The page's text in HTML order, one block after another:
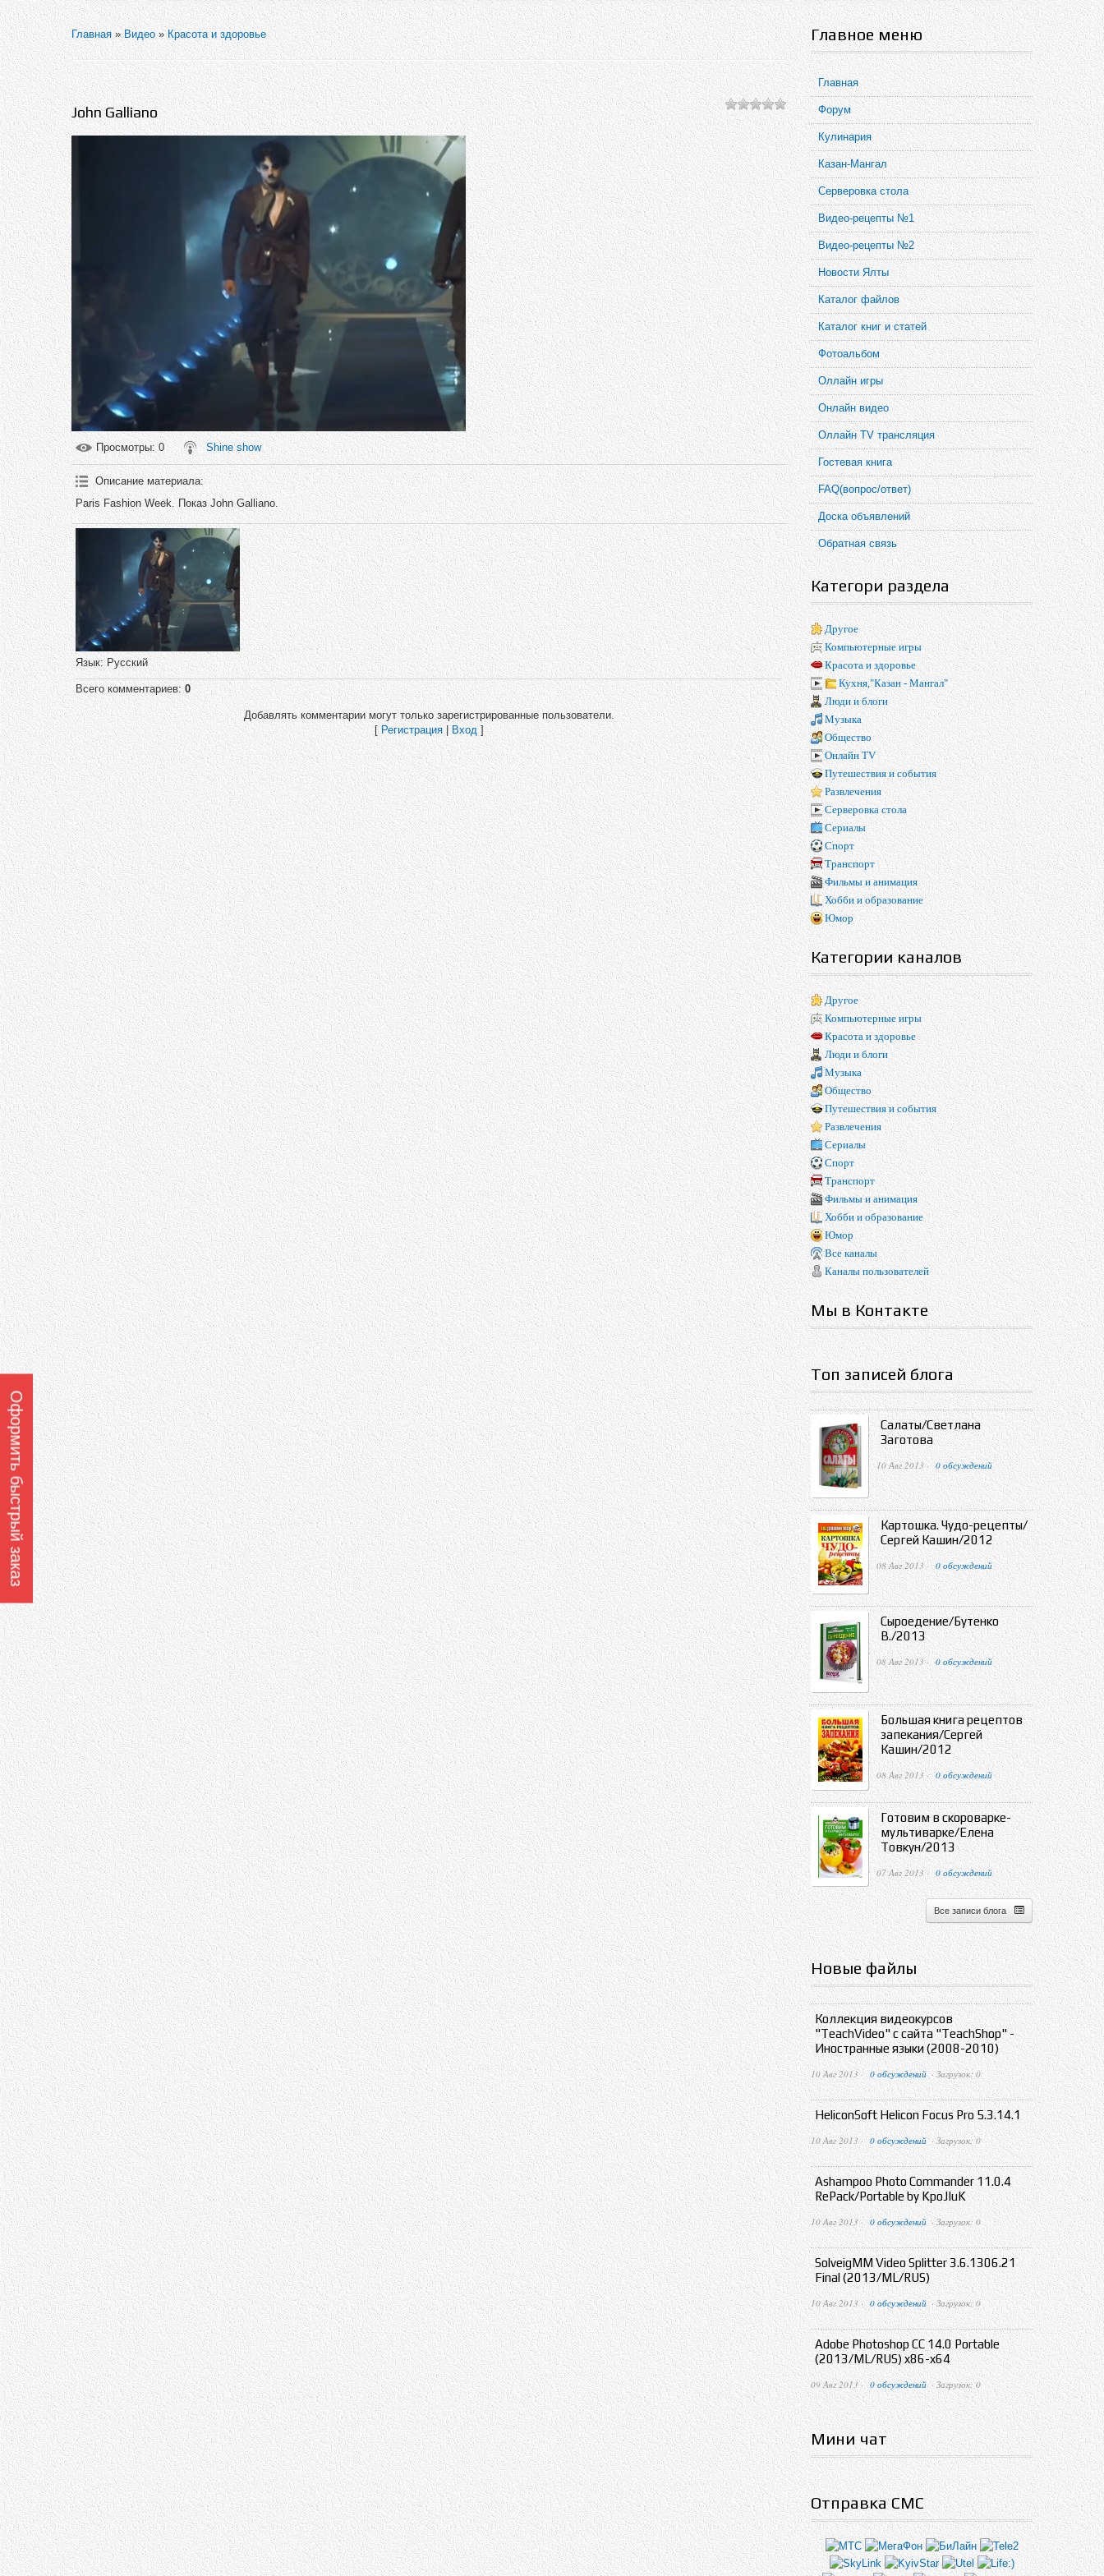
Главная»Видео»Красота и здоровье
John Galliano
Просмотры: 0 Shine show
Описание материала:
Paris Fashion Week. Показ John Galliano.
Язык: Русский
Всего комментариев:0
Добавлять комментарии могут только зарегистрированные пользователи.
[Регистрация|Вход]
Главное меню
Главная
Форум
Кулинария
Казан-Мангал
Серверовка стола
Видео-рецепты №1
Видео-рецепты №2
Новости Ялты
Каталог файлов
Каталог книг и статей
Фотоальбом
Оллайн игры
Онлайн видео
Оллайн TV трансляция
Гостевая книга
FAQ(вопрос/ответ)
Доска объявлений
Обратная связь
Категори раздела
Другое
Компьютерные игры
Красота и здоровье
Кухня,"Казан - Мангал"
Люди и блоги
Музыка
Общество
Онлайн TV
Путешествия и события
Развлечения
Серверовка стола
Сериалы
Спорт
Транспорт
Фильмы и анимация
Хобби и образование
Юмор
Категории каналов
Другое
Компьютерные игры
Красота и здоровье
Люди и блоги
Музыка
Общество
Путешествия и события
Развлечения
Сериалы
Спорт
Транспорт
Фильмы и анимация
Хобби и образование
Юмор
Все каналы
Каналы пользователей
Мы в Контакте
Топ записей блога
Салаты/Светлана
Заготова
10 Авг 2013 · 0 обсуждений
Картошка. Чудо-рецепты/
Сергей Кашин/2012
08 Авг 2013 · 0 обсуждений
Сыроедение/Бутенко
В./2013
08 Авг 2013 · 0 обсуждений
Большая книга рецептов
запекания/Сергей
Кашин/2012
08 Авг 2013 · 0 обсуждений
Готовим в скороварке-
мультиварке/Елена
Товкун/2013
07 Авг 2013 · 0 обсуждений
Все записи блога
Новые файлы
Коллекция видеокурсов
"TeachVideo" с сайта "TeachShop" -
Иностранные языки (2008-2010)
10 Авг 2013 · 0 обсуждений · Загрузок: 0
HeliconSoft Helicon Focus Pro 5.3.14.1
10 Авг 2013 · 0 обсуждений · Загрузок: 0
Ashampoo Photo Commander 11.0.4
RePack/Portable by KpoJIuK
10 Авг 2013 · 0 обсуждений · Загрузок: 0
SolveigMM Video Splitter 3.6.1306.21
Final (2013/ML/RUS)
10 Авг 2013 · 0 обсуждений · Загрузок: 0
Adobe Photoshop CC 14.0 Portable
(2013/ML/RUS) x86-x64
09 Авг 2013 · 0 обсуждений · Загрузок: 0
Мини чат
Отправка СМС
Оформить быстрый заказ